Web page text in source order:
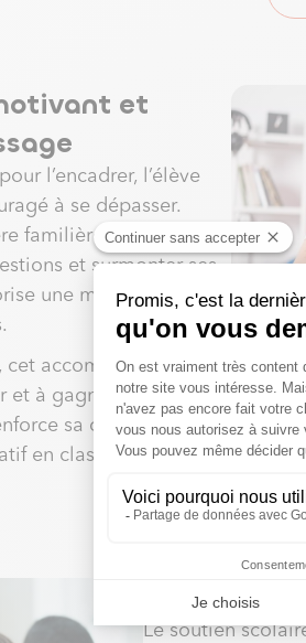
et
l’encadrer, l’élève
à se dépasser.
familière, il se sent
et surmonter ses
une motivation
cet accompagnement
et à gagner en
sa confiance en
en classe et moins
Des
Le soutien